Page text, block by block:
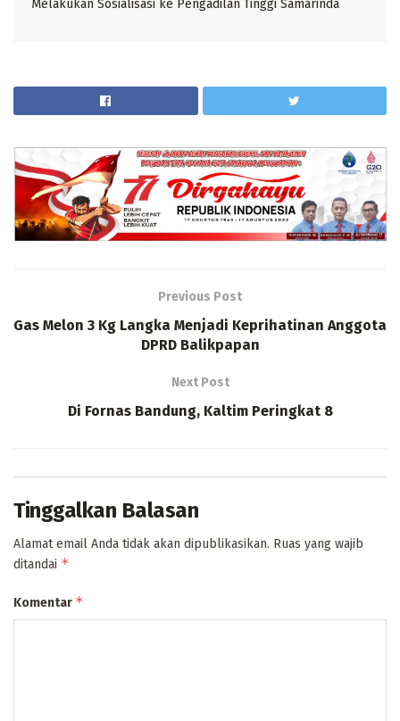
Melakukan Sosialisasi ke Pengadilan Tinggi Samarinda
Previous Post
Gas Melon 3 Kg Langka Menjadi Keprihatinan Anggota
DPRD Balikpapan
Next Post
Di Fornas Bandung, Kaltim Peringkat 8
Tinggalkan Balasan
Alamat email Anda tidak akan dipublikasikan. Ruas yang wajib
ditandai *
Komentar *